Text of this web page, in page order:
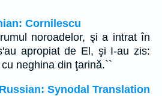
Cornilescu
noroadelor, şi a intrat în
apropiat de El, şi I-au zis:
neghina din ţarină.``
Synodal Translation